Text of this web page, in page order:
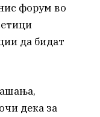
форум во
да бидат
дека за